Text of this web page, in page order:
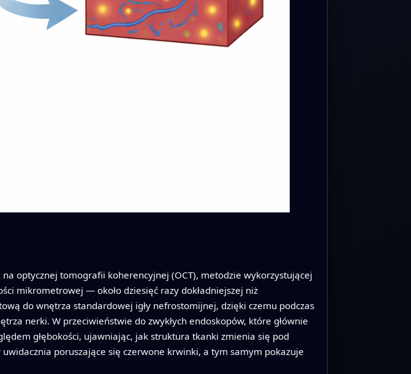
optycznej tomografii koherencyjnej (OCT), metodzie wykorzystującej
mikrometrowej — około dziesięć razy dokładniejszej niż
do wnętrza standardowej igły nefrostomijnej, dzięki czemu podczas
nerki. W przeciwieństwie do zwykłych endoskopów, które głównie
głębokości, ujawniając, jak struktura tkanki zmienia się pod
poruszające się czerwone krwinki, a tym samym pokazuje